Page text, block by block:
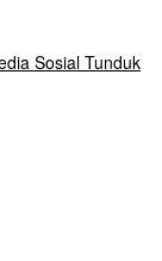
Sosial Tunduk